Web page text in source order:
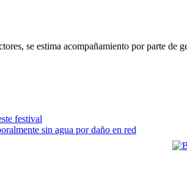
se estima acompañamiento por parte de
festival
sin agua por daño en red